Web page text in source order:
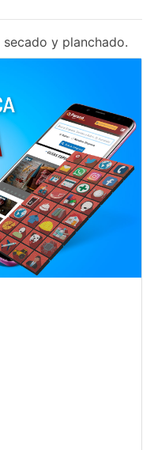
y planchado.